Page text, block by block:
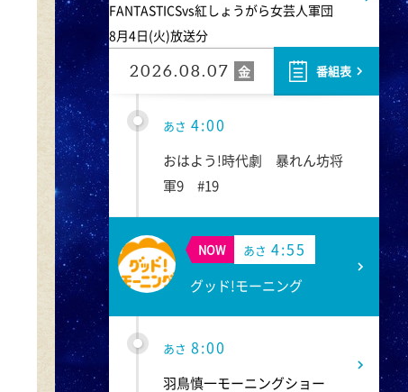
FANTASTICSvs紅しょうがら女芸人軍団
8月4日(火)放送分
2026.08.07 金 番組表
あさ 4:00
おはよう!時代劇 暴れん坊将
軍9 #19
NOW あさ 4:55
グッド!モーニング
あさ 8:00
羽鳥慎一モーニングショー